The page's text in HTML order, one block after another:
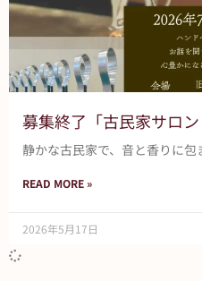
募集終了「古民家サロン
静かな古民家で、音と香りに包
READ MORE »
2026年5月17日